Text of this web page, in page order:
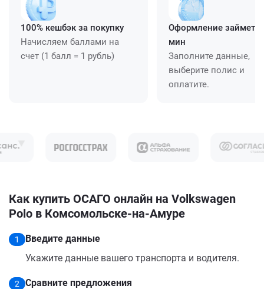
100% кешбэк за покупку
Начисляем баллами на
счет (1 балл = 1 рубль)
Оформление займет
мин
Заполните данные,
выберите полис и
оплатите.
Как купить ОСАГО онлайн на Volkswagen
Polo в Комсомольске-на-Амуре
1
Введите данные
Укажите данные вашего транспорта и водителя.
2
Сравните предложения